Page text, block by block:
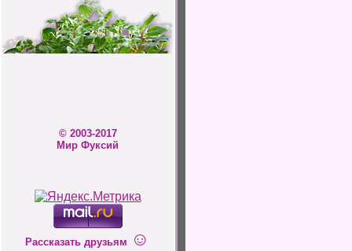
© 2003-2017
Мир Фуксий
Рассказать друзьям ☺